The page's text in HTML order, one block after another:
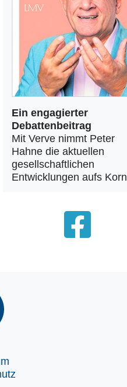
Ein engagierter
Debattenbeitrag
Mit Verve nimmt Peter
Hahne die aktuellen
gesellschaftlichen
Entwicklungen aufs Korn